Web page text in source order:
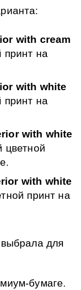
with cream
на
with white
на
with white
with white
принт на
для
бумаге.